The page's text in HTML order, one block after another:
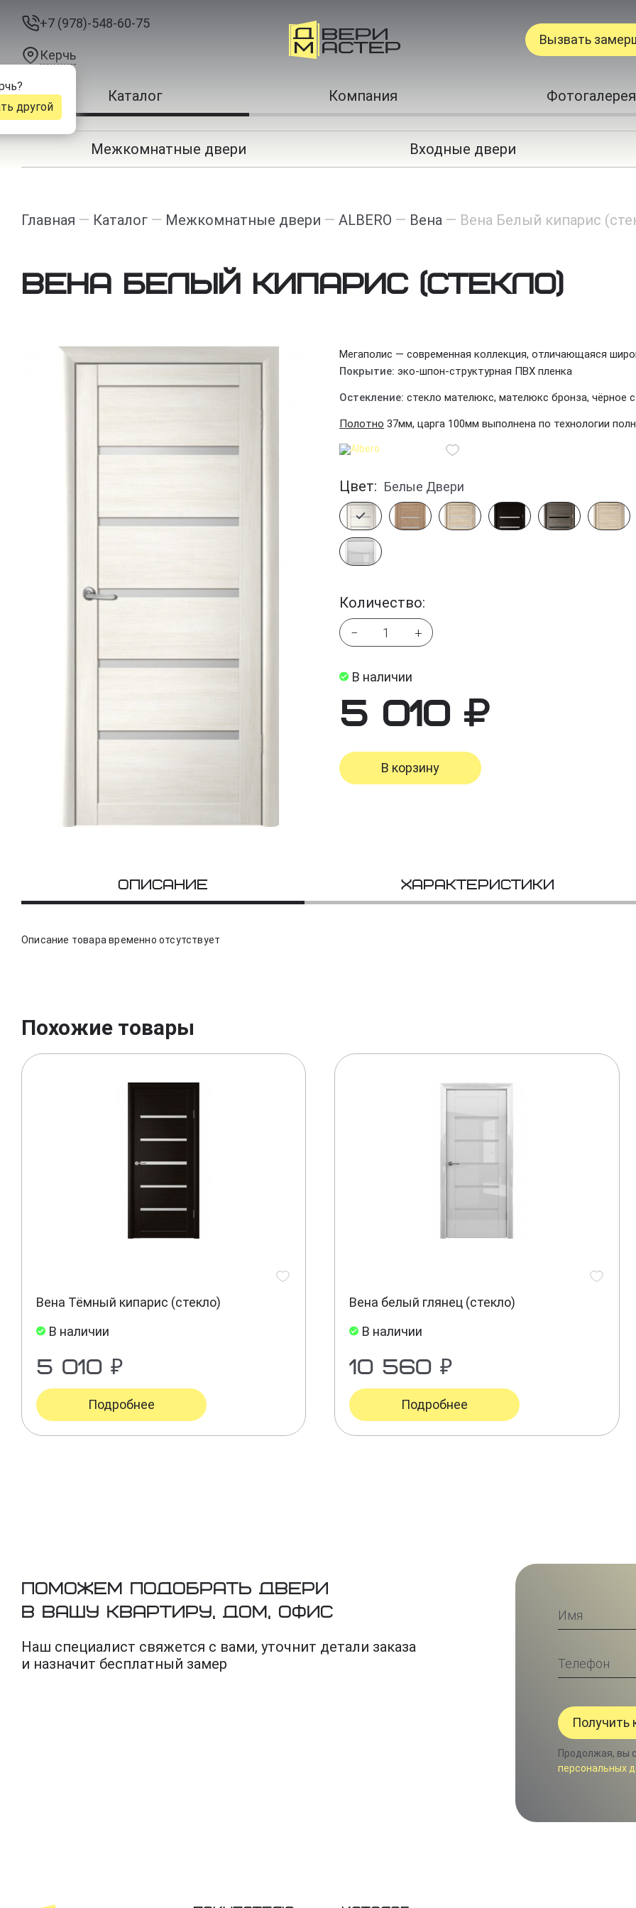
+7 (978)-548-60-75
Керчь
?
другой
Вызвать
Каталог Компания Фотогалерея
Межкомнатные двери Входные двери
Главная — Каталог — Межкомнатные двери — ALBERO — Вена — Вена Белый кипарис
Вена Белый кипарис (стекло)
Мегаполис — современная коллекция, отличающаяся
Покрытие: эко-шпон-структурная ПВХ пленка
Остекление: стекло мателюкс, мателюкс бронза, чёрное
Полотно 37мм, царга 100мм выполнена по технологии
Цвет: Белые Двери
Количество:
− +
В наличии
5 010
В корзину
Описание Характеристики
Описание товара временно отсутствует
Похожие товары
Вена Тёмный кипарис (стекло)
В наличии
5 010 ₽
Подробнее
Вена белый глянец (стекло)
В наличии
10 560 ₽
Подробнее
Поможем подобрать двери
в вашу квартиру, дом, офис
Наш специалист свяжется с вами, уточнит детали заказа
и назначит бесплатный замер
Продолжая, вы
персональных